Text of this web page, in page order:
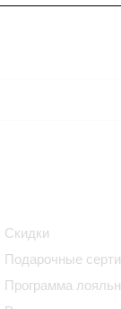
Скидки
Подарочные
Программа